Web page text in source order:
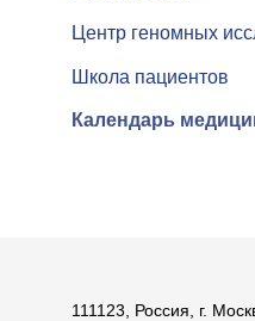
Центр геномных
Школа пациентов
Календарь
111123, Россия, г.